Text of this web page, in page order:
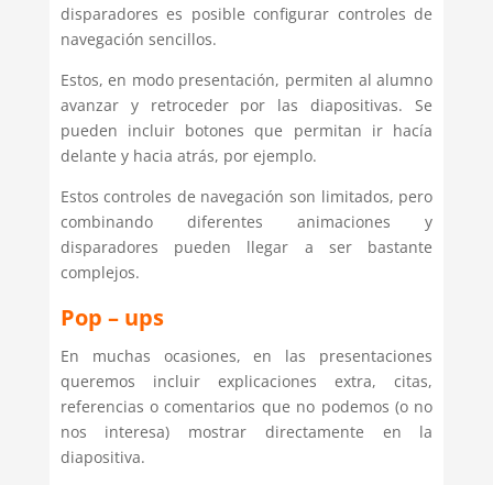
disparadores es posible configurar controles de
navegación sencillos.
Estos, en modo presentación, permiten al alumno
avanzar y retroceder por las diapositivas. Se
pueden incluir botones que permitan ir hacía
delante y hacia atrás, por ejemplo.
Estos controles de navegación son limitados, pero
combinando diferentes animaciones y
disparadores pueden llegar a ser bastante
complejos.
Pop – ups
En muchas ocasiones, en las presentaciones
queremos incluir explicaciones extra, citas,
referencias o comentarios que no podemos (o no
nos interesa) mostrar directamente en la
diapositiva.